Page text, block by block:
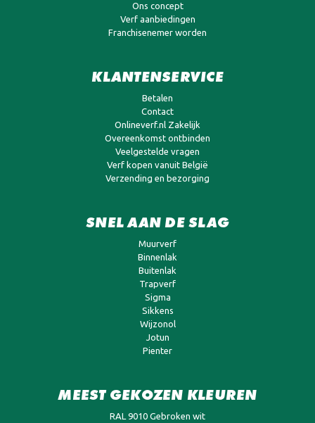
Ons concept
Verf aanbiedingen
Franchisenemer worden
KLANTENSERVICE
Betalen
Contact
Onlineverf.nl Zakelijk
Overeenkomst ontbinden
Veelgestelde vragen
Verf kopen vanuit België
Verzending en bezorging
SNEL AAN DE SLAG
Muurverf
Binnenlak
Buitenlak
Trapverf
Sigma
Sikkens
Wijzonol
Jotun
Pienter
MEEST GEKOZEN KLEUREN
RAL 9010 Gebroken wit